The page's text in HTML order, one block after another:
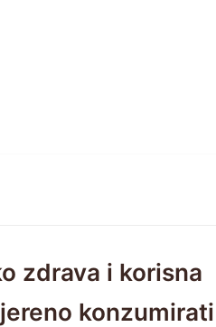
zdrava i korisna
konzumirati